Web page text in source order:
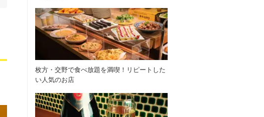
枚方・交野で食べ放題を満喫！リピートした
い人気のお店